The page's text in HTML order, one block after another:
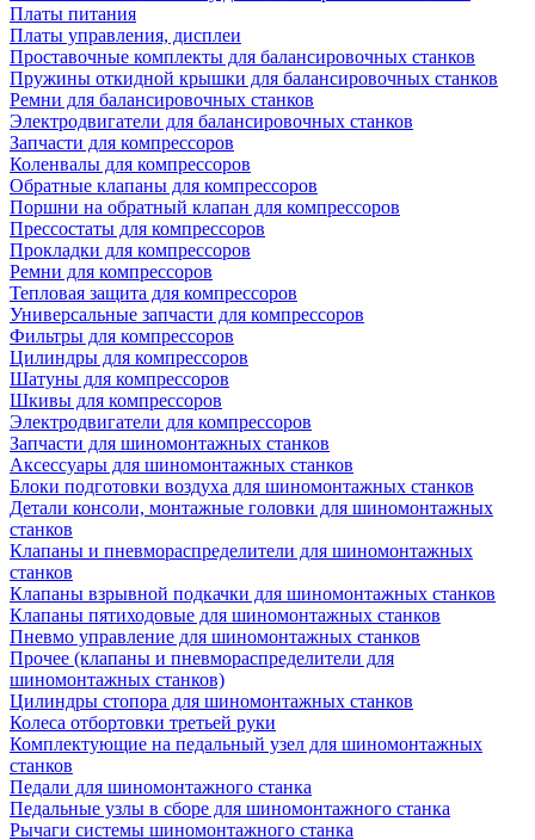
Платы питания
Платы управления, дисплеи
Проставочные комплекты для балансировочных станков
Пружины откидной крышки для балансировочных станков
Ремни для балансировочных станков
Электродвигатели для балансировочных станков
Запчасти для компрессоров
Коленвалы для компрессоров
Обратные клапаны для компрессоров
Поршни на обратный клапан для компрессоров
Прессостаты для компрессоров
Прокладки для компрессоров
Ремни для компрессоров
Тепловая защита для компрессоров
Универсальные запчасти для компрессоров
Фильтры для компрессоров
Цилиндры для компрессоров
Шатуны для компрессоров
Шкивы для компрессоров
Электродвигатели для компрессоров
Запчасти для шиномонтажных станков
Аксессуары для шиномонтажных станков
Блоки подготовки воздуха для шиномонтажных станков
Детали консоли, монтажные головки для шиномонтажных
станков
Клапаны и пневмораспределители для шиномонтажных
станков
Клапаны взрывной подкачки для шиномонтажных станков
Клапаны пятиходовые для шиномонтажных станков
Пневмо управление для шиномонтажных станков
Прочее (клапаны и пневмораспределители для
шиномонтажных станков)
Цилиндры стопора для шиномонтажных станков
Колеса отбортовки третьей руки
Комплектующие на педальный узел для шиномонтажных
станков
Педали для шиномонтажного станка
Педальные узлы в сборе для шиномонтажного станка
Рычаги системы шиномонтажного станка